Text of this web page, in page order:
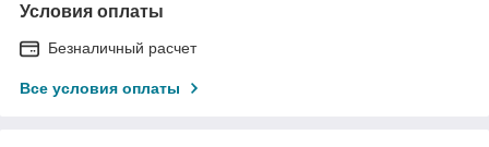
Условия оплаты
Безналичный расчет
Все условия оплаты